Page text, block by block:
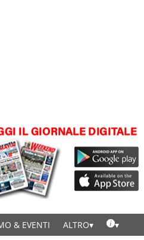
& EVENTI ALTRO